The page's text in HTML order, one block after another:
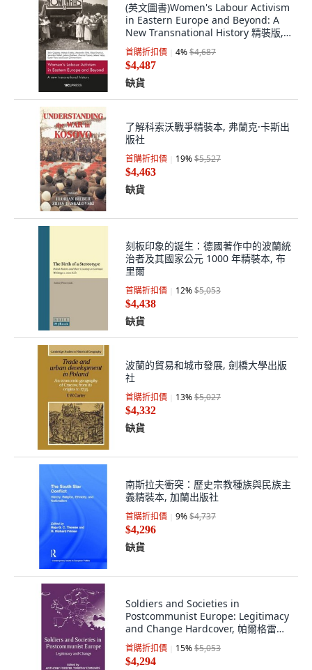
(英文圖書)Women's Labour Activism
in Eastern Europe and Beyond: A
New Transnational History 精裝版,
UCL Press, 英文, 精裝本
首購折扣價 4%$4,687
$4,487
缺貨
了解科索沃戰爭精裝本, 弗蘭克·卡斯出
版社
首購折扣價 19%$5,527
$4,463
缺貨
刻板印象的誕生：德國著作中的波蘭統
治者及其國家公元 1000 年精裝本, 布
里爾
首購折扣價 12%$5,053
$4,438
缺貨
波蘭的貿易和城市發展, 劍橋大學出版
社
首購折扣價 13%$5,027
$4,332
缺貨
南斯拉夫衝突：歷史宗教種族與民族主
義精裝本, 加蘭出版社
首購折扣價 9%$4,737
$4,296
缺貨
Soldiers and Societies in
Postcommunist Europe: Legitimacy
and Change Hardcover, 帕爾格雷夫·
麥克米倫
首購折扣價 15%$5,053
$4,294